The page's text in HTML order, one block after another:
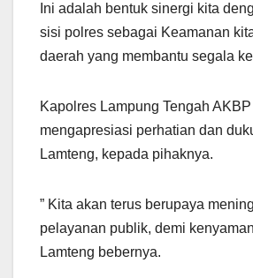
Ini adalah bentuk sinergi kita
sisi polres sebagai Keamanan
daerah yang membantu segala
Kapolres Lampung Tengah
mengapresiasi perhatian dan
Lamteng, kepada pihaknya.
” Kita akan terus berupaya
pelayanan publik, demi
Lamteng bebernya.